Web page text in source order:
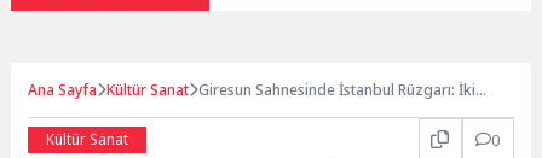
Ana Sayfa Kültür Sanat Giresun Sahnesinde İstanbul Rüzgarı: İki
Kültür Sanat
0